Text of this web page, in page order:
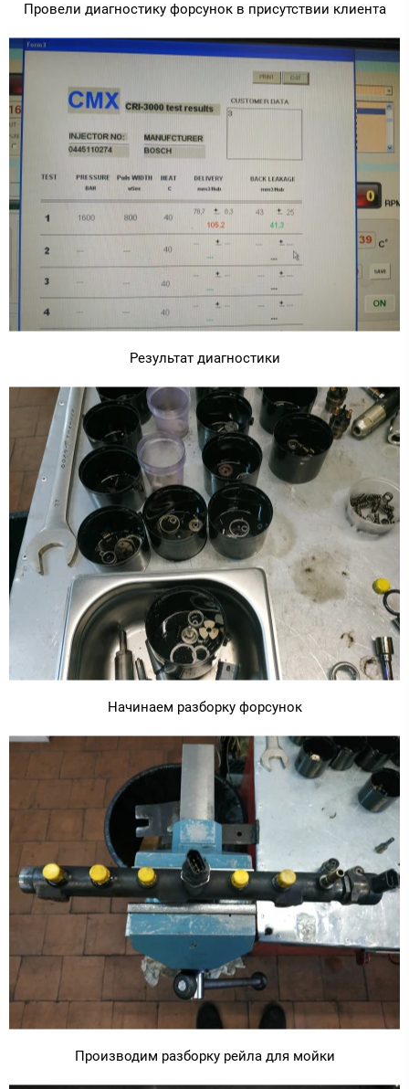
Провели диагностику форсунок в присутствии клиента
Результат диагностики
Начинаем разборку форсунок
Производим разборку рейла для мойки